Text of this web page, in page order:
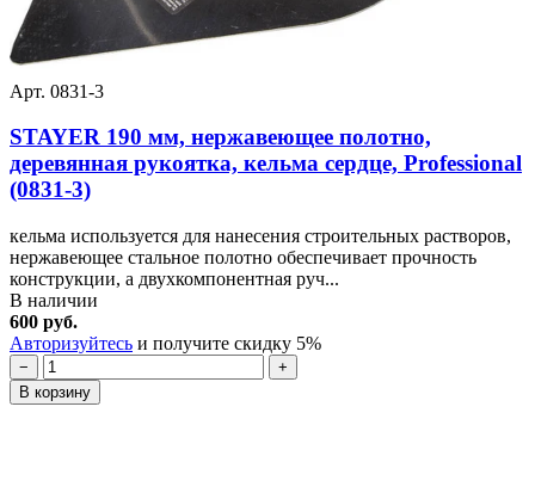
Арт. 0831-3
STAYER 190 мм, нержавеющее полотно,
деревянная рукоятка, кельма сердце, Professional
(0831-3)
кельма используется для нанесения строительных растворов,
нержавеющее стальное полотно обеспечивает прочность
конструкции, а двухкомпонентная руч...
В наличии
600 руб.
Авторизуйтесь и получите скидку 5%
−
+
В корзину